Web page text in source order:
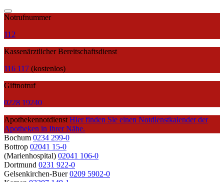
Notrufnummer
112
Kassenärztlicher Bereitschaftsdienst
116 117 (kostenlos)
Giftnotruf
0228 19240
Apothekennotdienst Hier finden Sie einen Notdienstkalender der
Apotheken in Ihrer Nähe.
Bochum 0234 299-0
Bottrop 02041 15-0
(Marienhospital) 02041 106-0
Dortmund 0231 922-0
Gelsenkirchen-Buer 0209 5902-0